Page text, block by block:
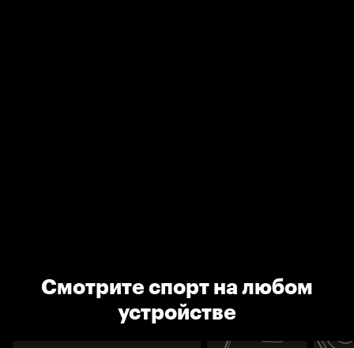
Смотрите спорт на любом
устройстве